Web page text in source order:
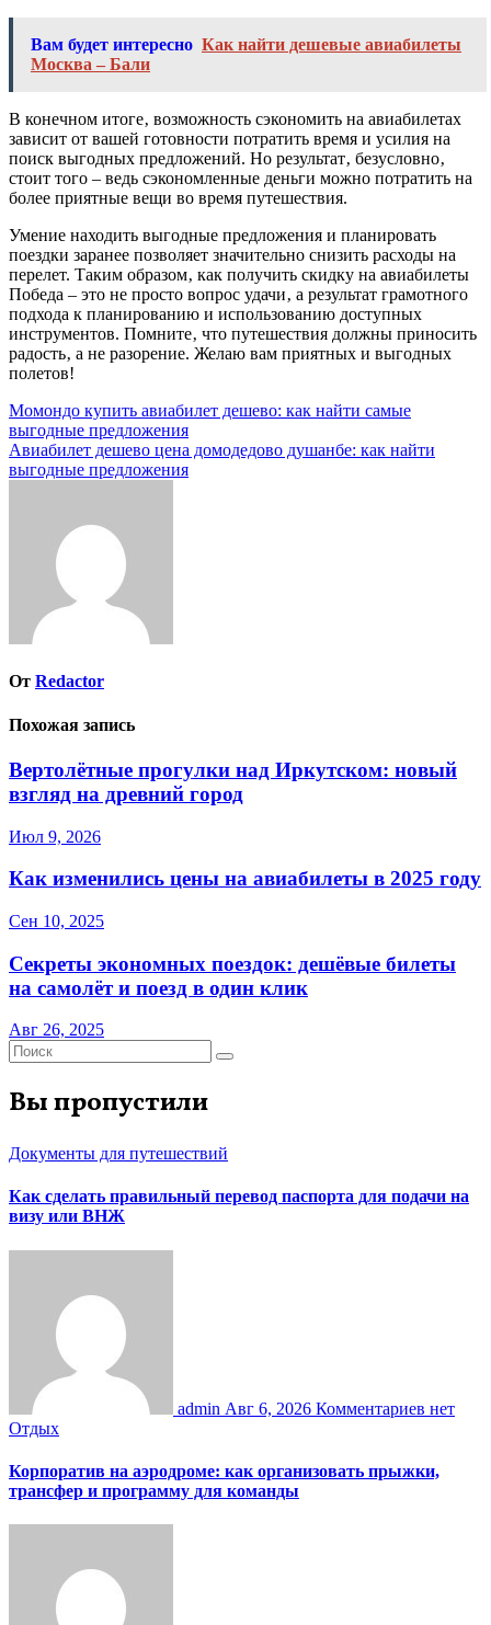
Вам будет интересно Как найти дешевые авиабилеты
Москва – Бали
В конечном итоге‚ возможность сэкономить на авиабилетах
зависит от вашей готовности потратить время и усилия на
поиск выгодных предложений. Но результат‚ безусловно‚
стоит того – ведь сэкономленные деньги можно потратить на
более приятные вещи во время путешествия.
Умение находить выгодные предложения и планировать
поездки заранее позволяет значительно снизить расходы на
перелет. Таким образом‚ как получить скидку на авиабилеты
Победа – это не просто вопрос удачи‚ а результат грамотного
подхода к планированию и использованию доступных
инструментов. Помните‚ что путешествия должны приносить
радость‚ а не разорение. Желаю вам приятных и выгодных
полетов!
Навигация
по
записям
Момондо купить авиабилет дешево: как найти самые
выгодные предложения
Авиабилет дешево цена домодедово душанбе: как найти
выгодные предложения
От Redactor
Похожая запись
Вертолётные прогулки над Иркутском: новый
взгляд на древний город
Июл 9, 2026
Как изменились цены на авиабилеты в 2025 году
Сен 10, 2025
Секреты экономных поездок: дешёвые билеты
на самолёт и поезд в один клик
Авг 26, 2025
Вы пропустили
Документы для путешествий
Как сделать правильный перевод паспорта для подачи на
визу или ВНЖ
admin Авг 6, 2026 Комментариев нет
Отдых
Корпоратив на аэродроме: как организовать прыжки,
трансфер и программу для команды